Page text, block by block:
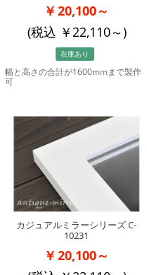
20,100～
(税込
22,110～)
在庫あり
幅と高さの合計が1600mmまで製作
可
カジュアルミラーシリーズ C-
10231
20,100～